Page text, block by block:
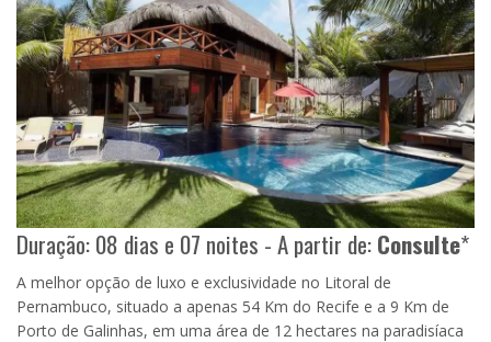
Duração: 08 dias e 07 noites - A partir de:Consulte*
A melhor opção de luxo e exclusividade no Litoral de
Pernambuco, situado a apenas 54 Km do Recife e a 9 Km de
Porto de Galinhas, em uma área de 12 hectares na paradisíaca